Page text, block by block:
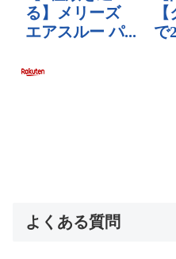
よくある質問